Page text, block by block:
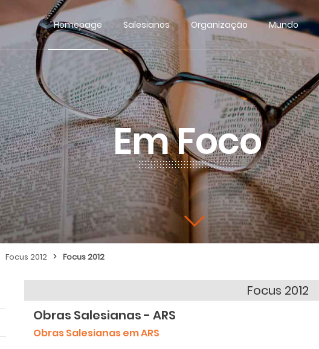
Homepage Salesianos Organização Mundo
Em Foco
Focus 2012 > Focus 2012
Focus 2012
Obras Salesianas - ARS
Obras Salesianas em ARS